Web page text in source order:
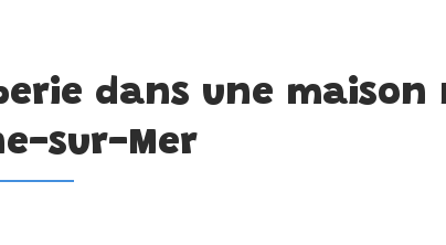
dans une maison
sur-Mer